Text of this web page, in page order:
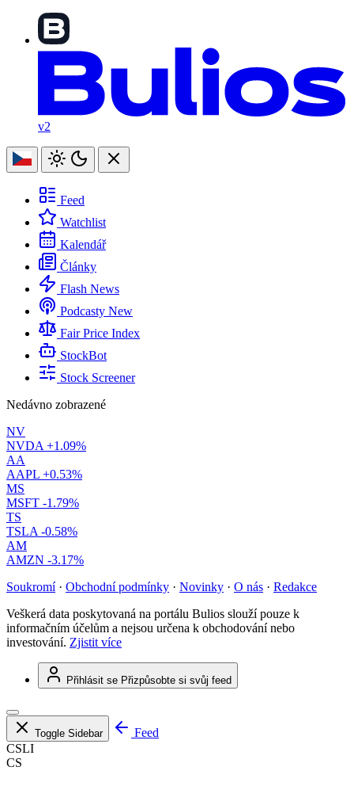
v2
Feed
Watchlist
Kalendář
Články
Flash News
Podcasty New
Fair Price Index
StockBot
Stock Screener
Nedávno zobrazené
NV
NVDA +1.09%
AA
AAPL +0.53%
MS
MSFT -1.79%
TS
TSLA -0.58%
AM
AMZN -3.17%
Soukromí · Obchodní podmínky · Novinky · O nás · Redakce
Veškerá data poskytovaná na portálu Bulios slouží pouze k
informačním účelům a nejsou určena k obchodování nebo
investování. Zjistit více
Přihlásit se Přizpůsobte si svůj feed
Toggle Sidebar
Feed
CSLI
CS